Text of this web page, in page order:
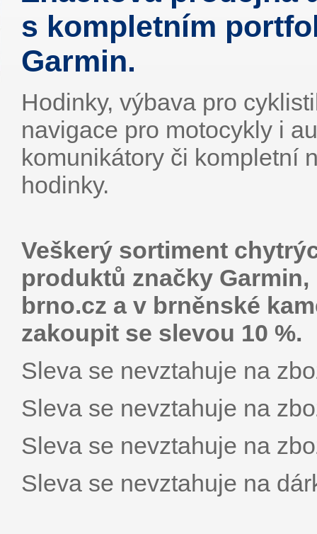
s kompletním
Garmin.
Hodinky, výbava pro
navigace pro motocykly i
komunikátory či kompletní
hodinky.
Veškerý sortiment
produktů značky
brno.cz a v brněnské
zakoupit se slevou 10 %.
Sleva se nevztahuje na
Sleva se nevztahuje na
Sleva se nevztahuje na
Sleva se nevztahuje na